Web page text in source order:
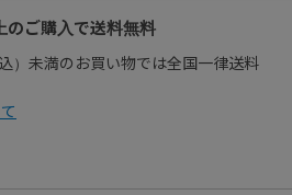
ご購入で送料無料
）未満のお買い物では全国一律送料